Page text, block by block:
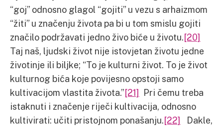
“goj” odnosno glagol “gojiti” u vezu s arhaizmom
“žiti” u značenju života pa bi u tom smislu gojiti
značilo podržavati jedno živo biće u životu.[20]
Taj naš, ljudski život nije istovjetan životu jedne
životinje ili biljke; “To je kulturni život. To je život
kulturnog bića koje povijesno opstoji samo
kultivacijom vlastita života.”[21] Pri čemu treba
istaknuti i značenje riječi kultivacija, odnosno
kultivirati: učiti pristojnom ponašanju.[22] Dakle,